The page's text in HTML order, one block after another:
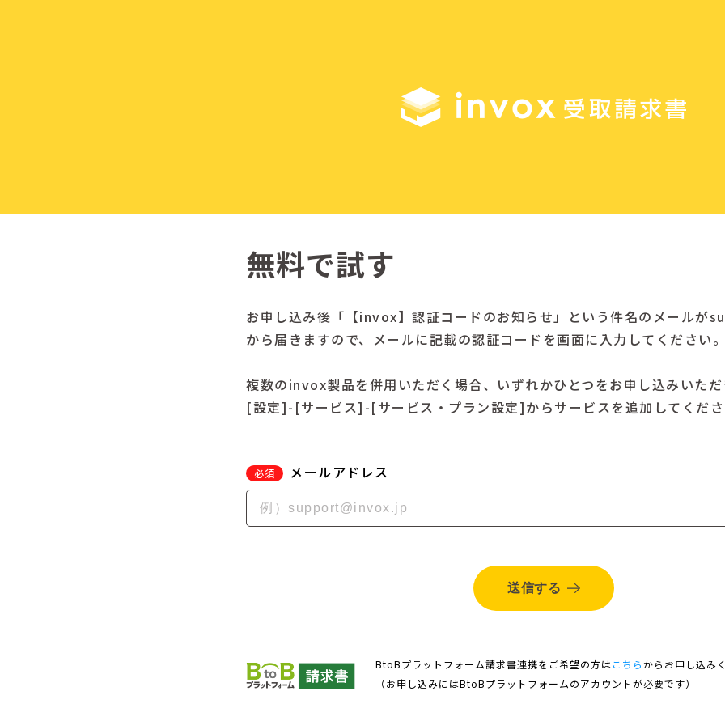
無料で試す
お申し込み後「【invox】認証コードのお知らせ」という件名のメール
から届きますので、メールに記載の認証コードを画面に入力してください。
複数のinvox製品を併用いただく場合、いずれかひとつをお申し込みいた
[設定]-[サービス]-[サービス・プラン設定]からサービスを追加してくださ
必須 メールアドレス
送信する
BtoBプラットフォーム請求書連携をご希望の方はこちら からお申し込み
（お申し込みにはBtoBプラットフォームのアカウントが必要です）